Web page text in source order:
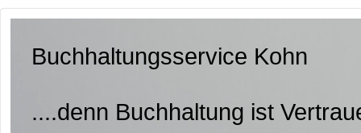
Buchhaltungsservice Kohn
....denn Buchhaltung ist